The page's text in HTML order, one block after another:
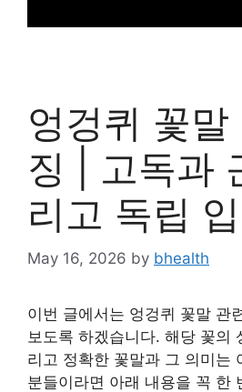
엉겅퀴 꽃말
징 | 고독과
리고 독립 입
May 16, 2026 by bhealth
이번 글에서는 엉겅퀴 꽃말 관
보도록 하겠습니다. 해당 꽃의
리고 정확한 꽃말과 그 의미는
분들이라면 아래 내용을 꼭 한